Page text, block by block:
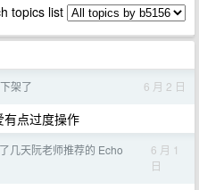
topics list
架了 6 月 2 日
点过度操作
几天阮老师推荐的 Echo
6 月 1
日